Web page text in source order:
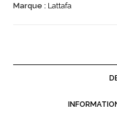
Marque : Lattafa